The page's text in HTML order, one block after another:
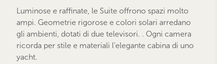
Luminose e raffinate, le Suite offrono spazi molto
ampi. Geometrie rigorose e colori solari arredano
gli ambienti, dotati di due televisori. . Ogni camera
ricorda per stile e materiali l’elegante cabina di uno
yacht.